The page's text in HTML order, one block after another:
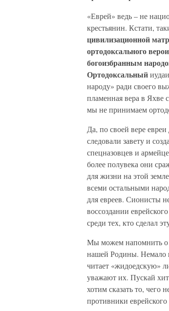
«Еврей» ведь – не
крестьянин. Кстати,
цивилизационной
ортодоксального
богоизбранным
Ортодоксальный
народу» ради своего
пламенная вера в Яхве
мы не принимаем
Да, по своей вере
следовали завету и
спецназовцев и
более полувека они
для жизни на этой
всеми остальными
для евреев. Сионисты
воссоздании
среди тех, кто сделал
Мы можем напомнить о
нашей Родины. Немало
читает «жидоедскую»
уважают их. Пускай
хотим сказать то, чего
противники еврейского